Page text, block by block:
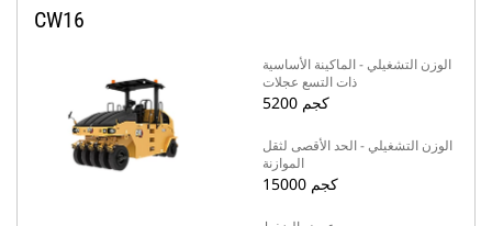
CW16
الوزن التشغيلي - الماكينة الأساسية
ذات التسع عجلات
5200 كجم
الوزن التشغيلي - الحد الأقصى لثقل
الموازنة
15000 كجم